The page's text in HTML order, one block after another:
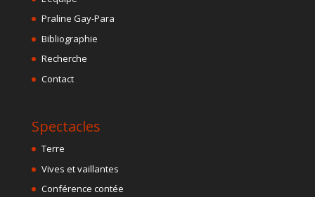
Praline Gay-Para
Bibliographie
Recherche
Contact
Spectacles
Terre
Vives et vaillantes
Conférence contée